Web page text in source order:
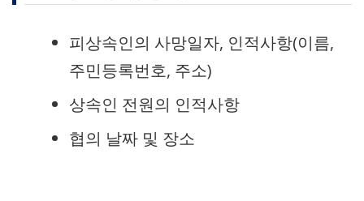
피상속인의 사망일자, 인적사항(이름,
주민등록번호, 주소)
상속인 전원의 인적사항
협의 날짜 및 장소